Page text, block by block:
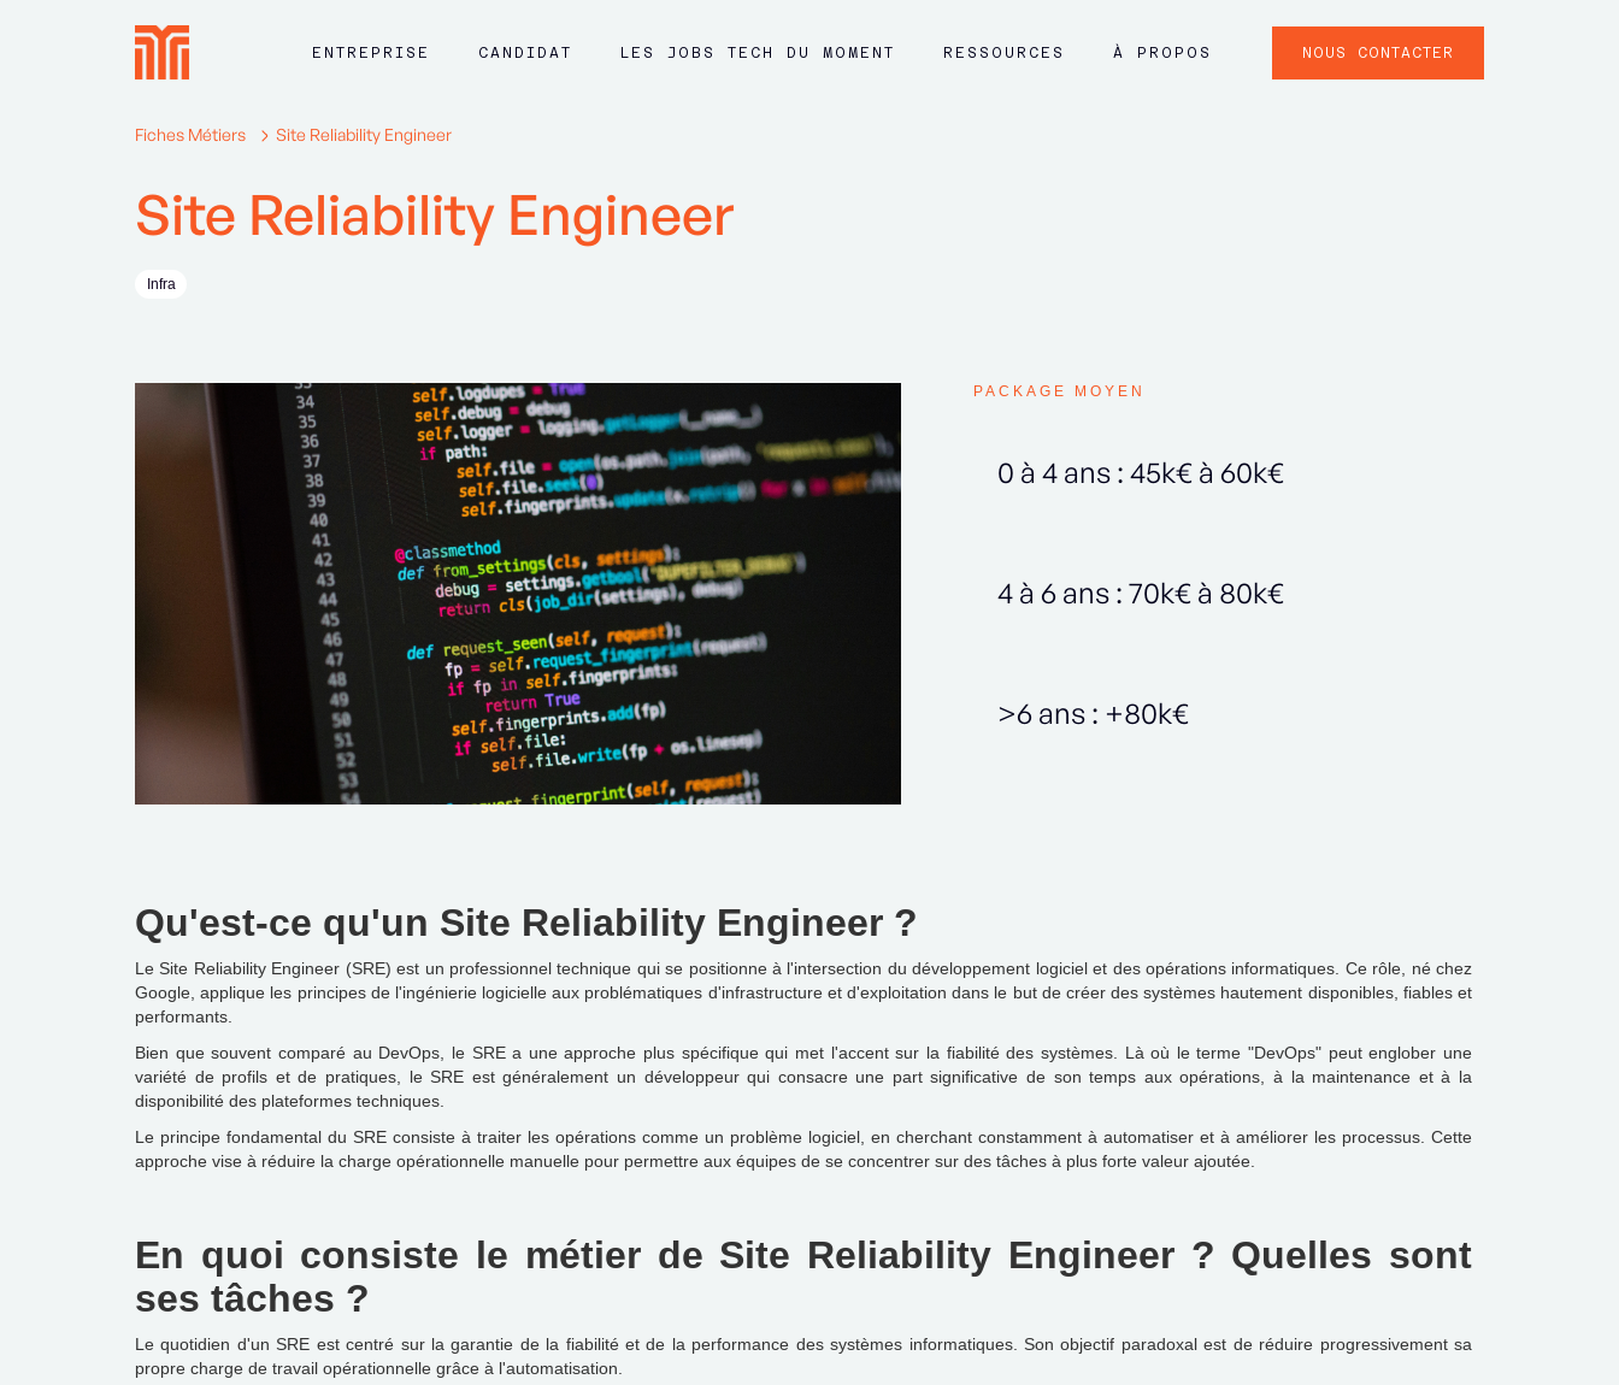
ENTREPRISE CANDIDAT LES JOBS TECH DU MOMENT RESSOURCES À PROPOS NOUS CONTACTER
Fiches Métiers Site Reliability Engineer
Site Reliability Engineer
Infra
PACKAGE MOYEN
0 à 4 ans : 45k€ à 60k€
4 à 6 ans : 70k€ à 80k€
>6 ans : +80k€
Qu'est-ce qu'un Site Reliability Engineer ?
Le Site Reliability Engineer (SRE) est un professionnel technique qui se positionne à l'intersection du développement logiciel et des opérations informatiques. Ce rôle, né chez
Google, applique les principes de l'ingénierie logicielle aux problématiques d'infrastructure et d'exploitation dans le but de créer des systèmes hautement disponibles, fiables et
performants.
Bien que souvent comparé au DevOps, le SRE a une approche plus spécifique qui met l'accent sur la fiabilité des systèmes. Là où le terme "DevOps" peut englober une
variété de profils et de pratiques, le SRE est généralement un développeur qui consacre une part significative de son temps aux opérations, à la maintenance et à la
disponibilité des plateformes techniques.
Le principe fondamental du SRE consiste à traiter les opérations comme un problème logiciel, en cherchant constamment à automatiser et à améliorer les processus. Cette
approche vise à réduire la charge opérationnelle manuelle pour permettre aux équipes de se concentrer sur des tâches à plus forte valeur ajoutée.
En quoi consiste le métier de Site Reliability Engineer ? Quelles sont
ses tâches ?
Le quotidien d'un SRE est centré sur la garantie de la fiabilité et de la performance des systèmes informatiques. Son objectif paradoxal est de réduire progressivement sa
propre charge de travail opérationnelle grâce à l'automatisation.